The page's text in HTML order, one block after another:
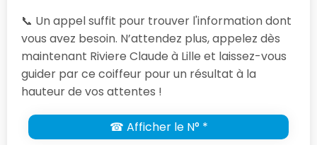
📞 Un appel suffit pour trouver l'information dont
vous avez besoin. N’attendez plus, appelez dès
maintenant Riviere Claude à Lille et laissez-vous
guider par ce coiffeur pour un résultat à la
hauteur de vos attentes !
☎ Afficher le N° *